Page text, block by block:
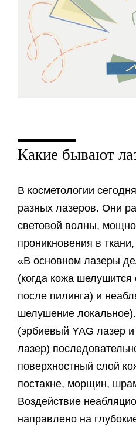
Какие бывают
В косметологии
разных лазеров. Они
световой волны,
проникновения в
«В основном лазеры
(когда кожа шелушится
после пилинга) и
шелушение
(эрбиевый YAG лазер
лазер)
поверхностный слой
постакне, морщин,
Воздействие
направлено на